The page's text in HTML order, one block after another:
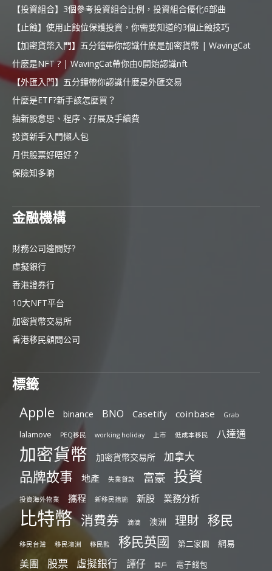
【投資組合】3個參考投資組合比例，投資組合優化6部曲
【止蝕】使用止蝕位保護投資，你需要知道的3個止蝕技巧
【加密貨幣入門】五分鐘帶你認識什麼是加密貨幣 | WavingCat
什麼是NFT ? | WavingCat帶你由0開始認識nft
【外匯入門】五分鐘帶你認識什麼是外匯交易
什麼是ETF?新手該怎麼買？
抽新股意思、程序、孖展及手續費
投資新手入門懶人包
月供股票好唔好？
保險知多啲
金融機構
財務公司邊間好?
虛擬銀行
香港證券行
10大NFT平台
加密貨幣交易所
香港移民顧問公司
標籤
Apple binance BNO Casetify coinbase Grab
lalamove PEQ移民 working holiday 上市 低成本移民 八達通
加密貨幣 加密貨幣交易所 加拿大
品牌故事 地產 失業貸款 富豪 投資
投資海外物業 攜程 新移民措施 新股 業務分析
比特幣 消費券 滴滴 澳洲 理財 移民
移民台灣 移民澳洲 移民監 移民英國 第二家園 網易
美團 股票 虛擬銀行 譚仔 開戶 電子錢包